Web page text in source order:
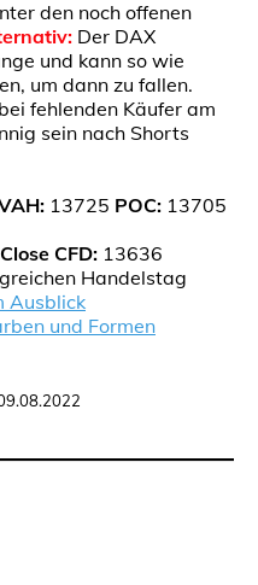
den noch offenen
Der DAX
und kann so wie
um dann zu fallen.
fehlenden Käufer am
sein nach Shorts
13725 POC: 13705
CFD: 13636
Handelstag
Ausblick
und Formen